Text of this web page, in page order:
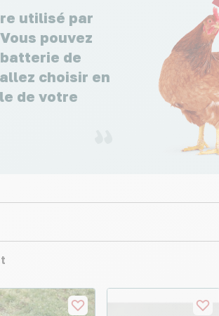
utilisé par
pouvez
de
choisir en
de votre